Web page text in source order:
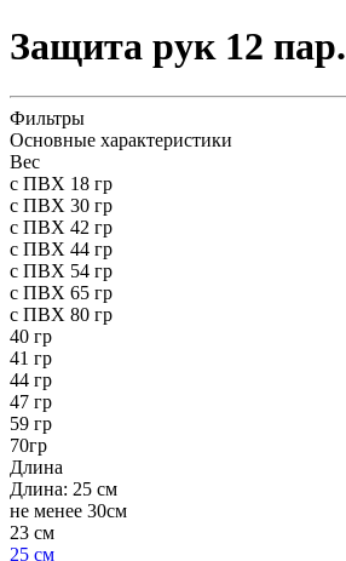
Защита рук 12 пар.
Фильтры
Основные характеристики
Вес
с ПВХ 18 гр
с ПВХ 30 гр
с ПВХ 42 гр
с ПВХ 44 гр
с ПВХ 54 гр
с ПВХ 65 гр
с ПВХ 80 гр
40 гр
41 гр
44 гр
47 гр
59 гр
70гр
Длина
Длина: 25 см
не менее 30см
23 см
25 см